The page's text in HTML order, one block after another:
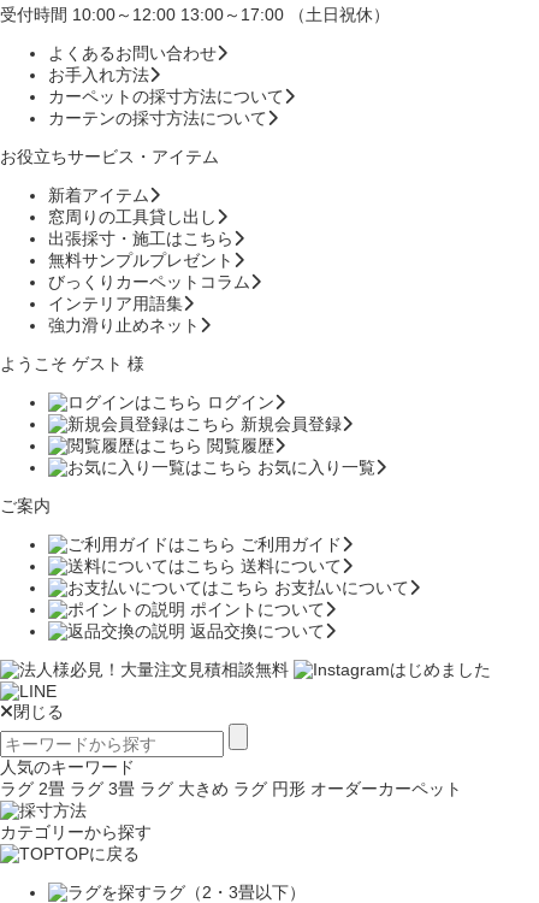
受付時間 10:00～12:00 13:00～17:00 （土日祝休）
よくあるお問い合わせ
お手入れ方法
カーペットの採寸方法について
カーテンの採寸方法について
お役立ちサービス・アイテム
新着アイテム
窓周りの工具貸し出し
出張採寸・施工はこちら
無料サンプルプレゼント
びっくりカーペットコラム
インテリア用語集
強力滑り止めネット
ようこそ ゲスト 様
ログイン
新規会員登録
閲覧履歴
お気に入り一覧
ご案内
ご利用ガイド
送料について
お支払いについて
ポイントについて
返品交換について
閉じる
人気のキーワード
ラグ 2畳 ラグ 3畳 ラグ 大きめ ラグ 円形 オーダーカーペット
カテゴリーから探す
TOPに戻る
ラグ（2・3畳以下）